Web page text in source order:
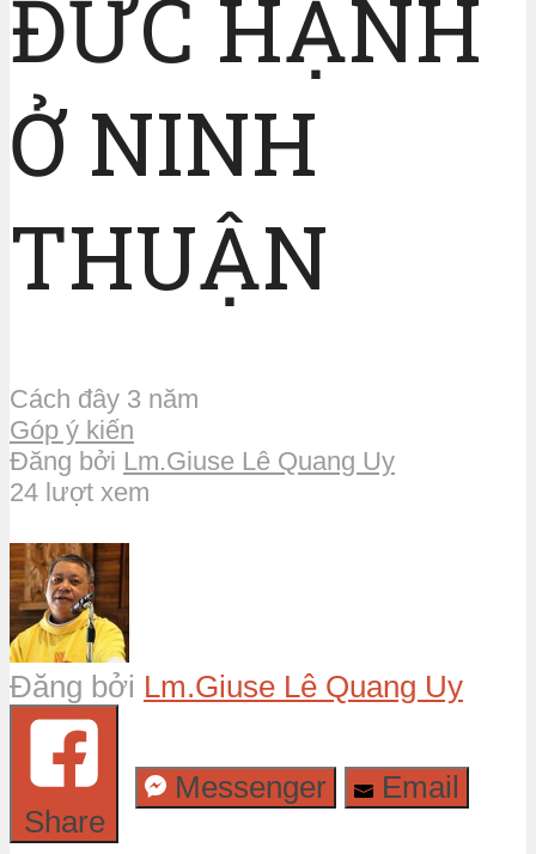
ĐỨC HẠNH
Ở NINH
THUẬN
Cách đây 3 năm
Góp ý kiến
Đăng bởi Lm.Giuse Lê Quang Uy
24 lượt xem
Đăng bởi Lm.Giuse Lê Quang Uy
Share
Messenger Email